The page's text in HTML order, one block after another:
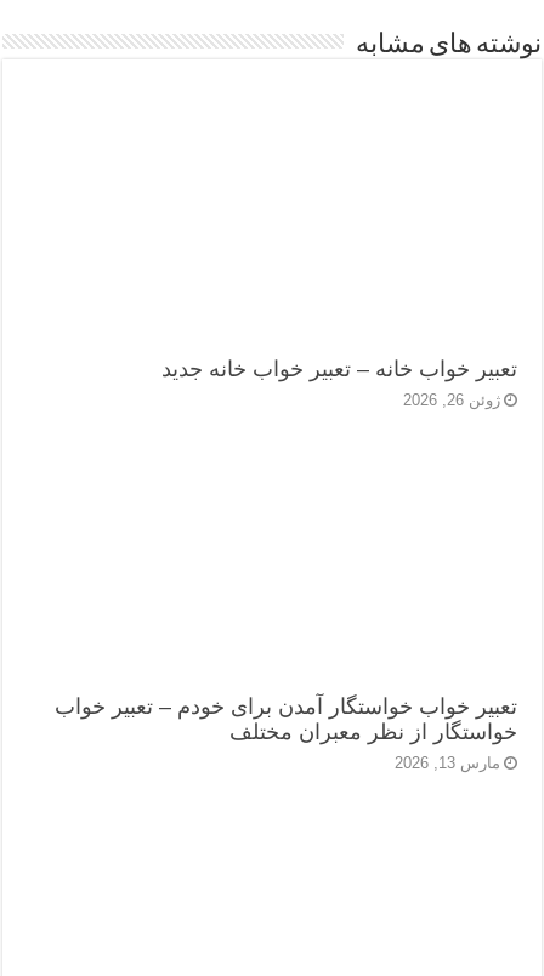
نوشته های مشابه
تعبیر خواب خانه – تعبیر خواب خانه جدید
ژوئن 26, 2026
تعبیر خواب خواستگار آمدن برای خودم – تعبیر خواب
خواستگار از نظر معبران مختلف
مارس 13, 2026